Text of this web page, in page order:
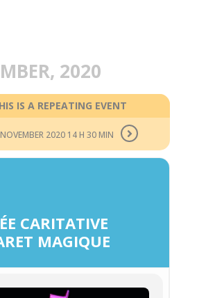
2020
IS A REPEATING EVENT
2020 14 H 30 MIN
CARITATIVE
MAGIQUE